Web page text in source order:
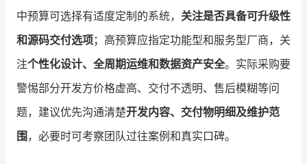
中预算可选择有适度定制的系统， 关注是否具备可升级性
和源码交付选项；高预算应指定功能型和服务型厂商，关
注个性化设计、全周期运维和数据资产安全。实际采购要
警惕部分开发方价格虚高、交付不透明、售后模糊等问
题，建议优先沟通清楚开发内容、交付物明细及维护范
围 ，必要时可考察团队过往案例和真实口碑。